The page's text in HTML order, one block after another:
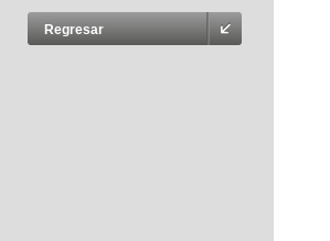
Regresar